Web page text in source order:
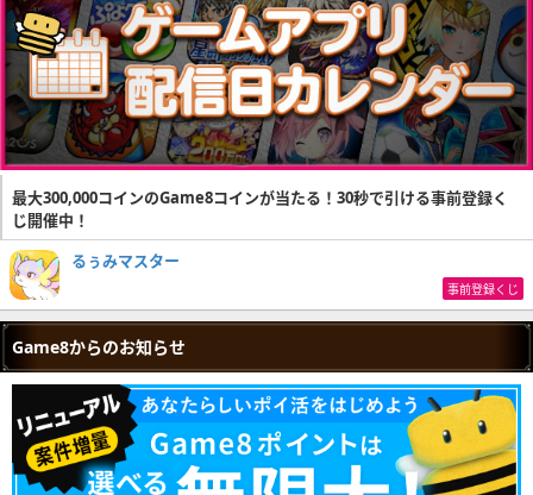
最大300,000コインのGame8コインが当たる！30秒で引ける事前登録く
じ開催中！
るぅみマスター
事前登録くじ
Game8からのお知らせ